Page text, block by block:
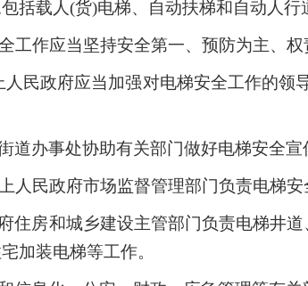
括载人(货)电梯、自动扶梯和自动人
作应当坚持安全第一、预防为主、权
民政府应当加强对电梯安全工作的领
道办事处协助有关部门做好电梯安全宣
民政府市场监督管理部门负责电梯安
住房和城乡建设主管部门负责电梯井
加装电梯等工作。